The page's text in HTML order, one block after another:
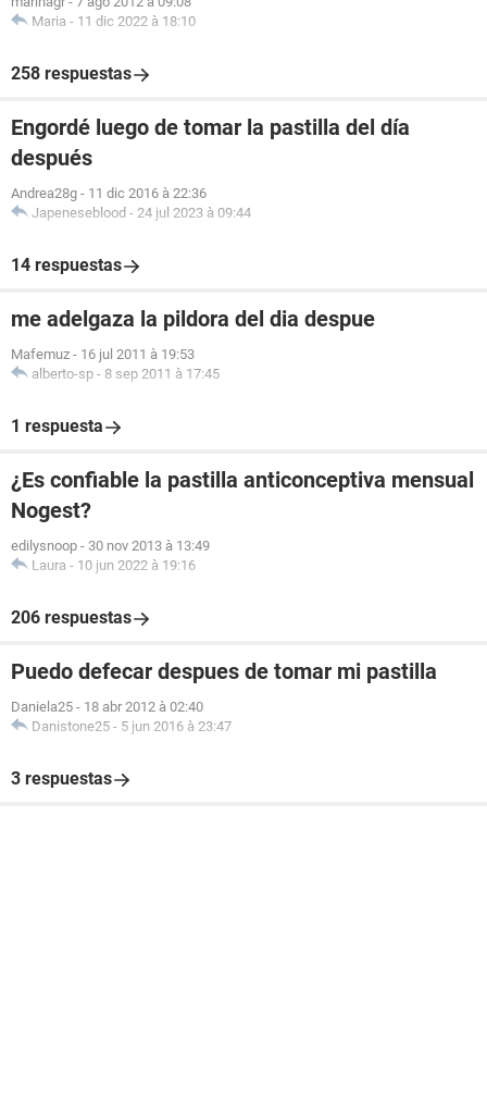
Maria - 11 dic 2022 à 18:10
258 respuestas
Engordé luego de tomar la pastilla del día
después
Andrea28g - 11 dic 2016 à 22:36
Japeneseblood - 24 jul 2023 à 09:44
14 respuestas
me adelgaza la pildora del dia despue
Mafemuz - 16 jul 2011 à 19:53
alberto-sp - 8 sep 2011 à 17:45
1 respuesta
¿Es confiable la pastilla anticonceptiva mensual
Nogest?
edilysnoop - 30 nov 2013 à 13:49
Laura - 10 jun 2022 à 19:16
206 respuestas
Puedo defecar despues de tomar mi pastilla
Daniela25 - 18 abr 2012 à 02:40
Danistone25 - 5 jun 2016 à 23:47
3 respuestas